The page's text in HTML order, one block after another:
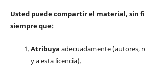
Usted puede compartir el material, sin
siempre que:
Atribuya adecuadamente (autores,
y a esta licencia).